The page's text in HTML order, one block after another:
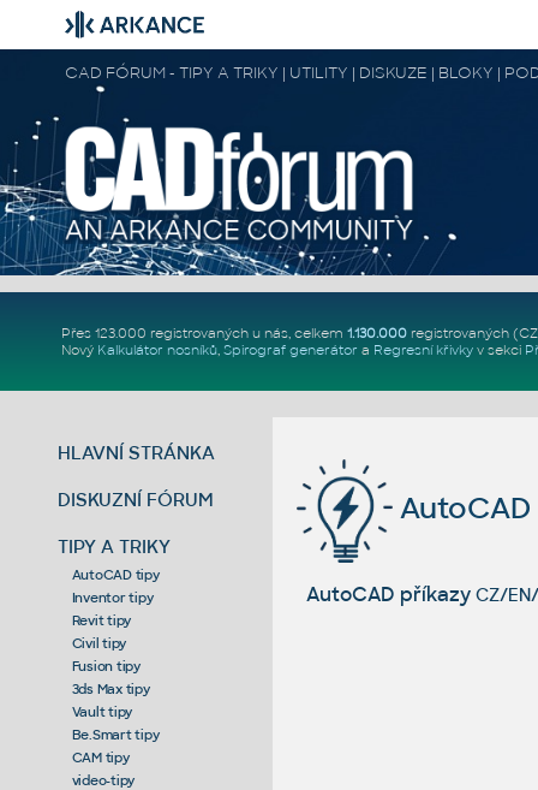
CAD FÓRUM - TIPY A TRIKY | UTILITY | DISKUZE | BLOKY |
Přes 123.000 registrovaných u nás, celkem 1.130.000registrovaných
Nový Kalkulátor nosníků, Spirograf generátor a Regresní křivkyv sekci
HLAVNÍ STRÁNKA
DISKUZNÍ FÓRUM
TIPY A TRIKY
AutoCAD tipy
Inventor tipy
Revit tipy
Civil tipy
Fusion tipy
3ds Max tipy
Vault tipy
Be.Smart tipy
CAM tipy
video-tipy
AutoCAD
AutoCAD příkazy CZ/